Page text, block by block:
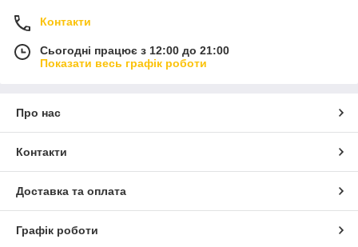
Контакти
Сьогодні працює з 12:00 до 21:00
Показати весь графік роботи
Про нас
Контакти
Доставка та оплата
Графік роботи